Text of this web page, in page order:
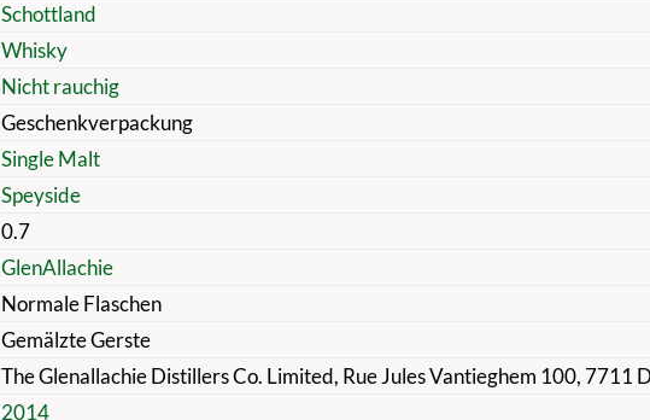
Schottland
Whisky
Nicht rauchig
Geschenkverpackung
Single Malt
Speyside
0.7
GlenAllachie
Normale Flaschen
Gemälzte Gerste
The Glenallachie Distillers Co. Limited, Rue Jules Vantieghem 100, 7711
2014